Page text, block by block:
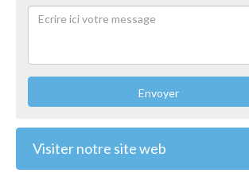
Envoyer
Visiter notre site web